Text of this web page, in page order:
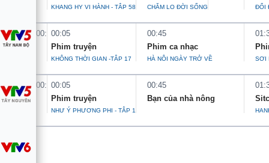
Phim VTV
Hậu trường
Nhân vật
Khán giả
Giải sao mai
Giải trí
Điện ảnh
Âm nhạc
Sao
Đời sống
Du lịch
Giáo dục
Học trực tuyến
Công nghệ
Hitech Công nghệ tương lai
KHANG HY VI HÀNH - TẬP 58 CHĂM LO ĐỜI SỐNG CÔNG NHÂN, ĐỔI
00:0000:05
Phim truyện
KHÔNG THỜI GIAN -TẬP 17
00:45
Phim ca nhạc
HÀ NỘI NGÀY TRỞ VỀ SỢI
00:0000:05
Phim truyện
NHƯ Ý PHƯƠNG PHI - TẬP 19
00:45
Bạn của nhà nông